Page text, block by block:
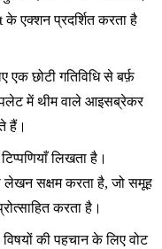
एक्शन प्रदर्शित करता है
एक छोटी गतिविधि से बर्फ़
में थीम वाले आइसब्रेकर
हैं।
लिखता है।
लेखन सक्षम करता है, जो समूह
करता है।
की पहचान के लिए वोट